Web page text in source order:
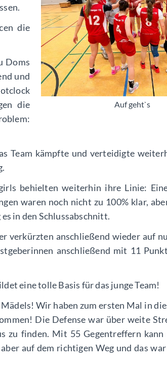
Auf geht`s
die
Doms
und
die
Team kämpfte und verteidigte
behielten weiterhin ihre Linie:
waren noch nicht zu 100% klar,
in den Schlussabschnitt.
verkürzten anschließend wieder auf
anschließend mit 11
eine tolle Basis für das junge Team!
Wir haben zum ersten Mal in
Die Defense war über weite
finden. Mit 55 Gegentreffern kann
auf dem richtigen Weg und das